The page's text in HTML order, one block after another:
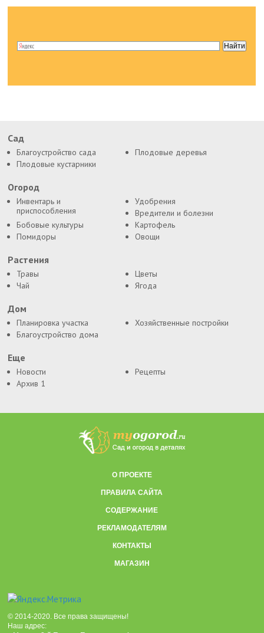
Сад
Благоустройство сада
Плодовые деревья
Плодовые кустарники
Огород
Инвентарь и
приспособления
Удобрения
Вредители и болезни
Бобовые культуры
Картофель
Помидоры
Овощи
Растения
Травы
Цветы
Чай
Ягода
Дом
Планировка участка
Хозяйственные постройки
Благоустройство дома
Еще
Новости
Рецепты
Архив 1
О ПРОЕКТЕ
ПРАВИЛА САЙТА
СОДЕРЖАНИЕ
РЕКЛАМОДАТЕЛЯМ
КОНТАКТЫ
МАГАЗИН
© 2014-2020. Все права защищены!
Наш адрес: